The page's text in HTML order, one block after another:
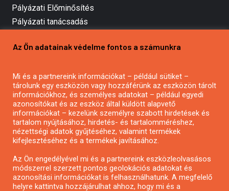
Pályázati Előminősítés
Pályázati tanácsadás
Mezőgazdasági pályázatírás
Pályázatírás civil szervezeteknek
Pályázatírás önkormányzatoknak
Pályázatfigyelés
Specifikus pályázatfigyelés vagy hírlevél
Pályázatok magánszemélyeknek
Az Ön adatainak védelme fontos a számunkra
Mi és a partnereink információkat – például sütiket –
tárolunk egy eszközön vagy hozzáférünk az eszközön tárolt
információkhoz, és személyes adatokat – például egyedi
azonosítókat és az eszköz által küldött alapvető
információkat – kezelünk személyre szabott hirdetések és
tartalom nyújtásához, hirdetés- és tartalomméréshez,
nézettségi adatok gyűjtéséhez, valamint termékek
kifejlesztéséhez és a termékek javításához.
Az Ön engedélyével mi és a partnereink eszközleolvasásos
módszerrel szerzett pontos geolokációs adatokat és
azonosítási információkat is felhasználhatunk. A megfelelő
helyre kattintva hozzájárulhat ahhoz, hogy mi és a